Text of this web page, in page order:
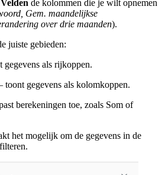
Velden de kolommen die je wilt opnemen
Gem. maandelijkse
over drie maanden).
juiste gebieden:
gegevens als rijkoppen.
toont gegevens als kolomkoppen.
berekeningen toe, zoals Som of
het mogelijk om de gegevens in de